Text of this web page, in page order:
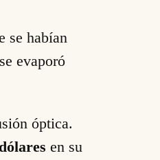
se habían
evaporó
óptica.
en su